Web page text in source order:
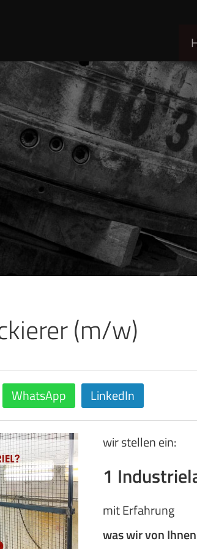
(m/w)
WhatsApp LinkedIn
wir stellen ein:
1
mit Erfahrung
was wir von